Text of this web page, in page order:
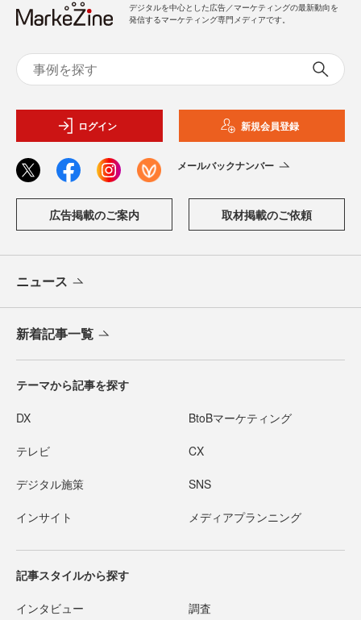
デジタルを中心とした広告／マーケティングの最新動向を
発信するマーケティング専門メディアです。
ログイン 新規会員登録
メールバックナンバー
広告掲載のご案内 取材掲載のご依頼
ニュース
新着記事一覧
テーマから記事を探す
DX BtoBマーケティング
テレビ CX
デジタル施策 SNS
インサイト メディアプランニング
記事スタイルから探す
インタビュー 調査